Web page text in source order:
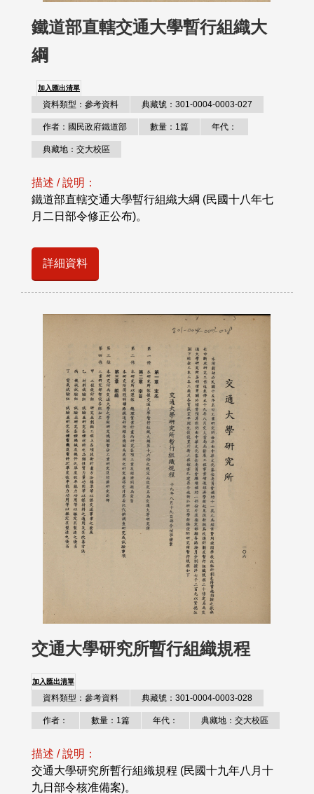
鐵道部直轄交通大學暫行組織大
綱
加入匯出清單
資料類型：參考資料 典藏號：301-0004-0003-027
作者：國民政府鐵道部 數量：1篇 年代：
典藏地：交大校區
描述 / 說明：
鐵道部直轄交通大學暫行組織大綱 (民國十八年七
月二日部令修正公布)。
詳細資料
交通大學研究所暫行組織規程
加入匯出清單
資料類型：參考資料 典藏號：301-0004-0003-028
作者： 數量：1篇 年代： 典藏地：交大校區
描述 / 說明：
交通大學研究所暫行組織規程 (民國十九年八月十
九日部令核准備案)。